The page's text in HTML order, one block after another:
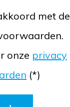
met de
onze privacy
(*)